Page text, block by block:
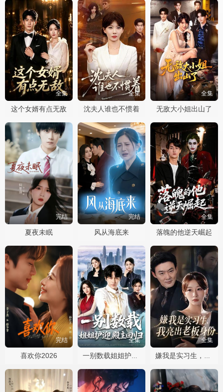
全集
这个女婿有点无敌
全集
沈夫人谁也不惯着
全集
无敌大小姐出山了
完结
夏夜未眠
完结
风从海底来
全集
落魄的他逆天崛起
完结
喜欢你2026
全集
一别数载姐姐护迎殿主回归
全集
嫌我是实习生，我亮出老板身份